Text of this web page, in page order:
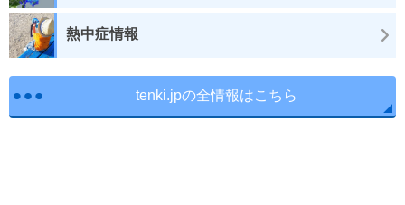
熱中症情報
tenki.jpの全情報はこちら